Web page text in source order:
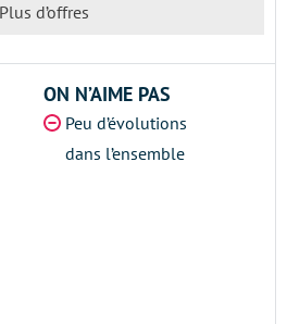
Plus d’offres
ON N’AIME PAS
Peu d’évolutions
dans l’ensemble